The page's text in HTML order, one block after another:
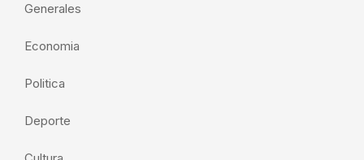
Generales
Economia
Politica
Deporte